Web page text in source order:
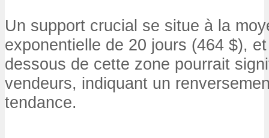
Un support crucial se situe à la
exponentielle de 20 jours (464 $),
dessous de cette zone pourrait
vendeurs, indiquant un
tendance.